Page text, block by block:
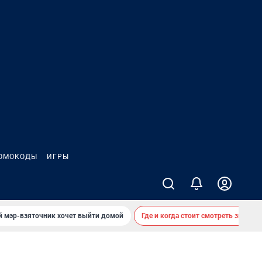
ИГРЫ
мэр-взяточник хочет выйти домой Где и когда стоит смотреть